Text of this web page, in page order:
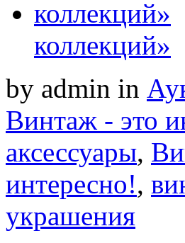
коллекций»
by admin in
Винтаж - это
аксессуары,
интересно!,
украшения